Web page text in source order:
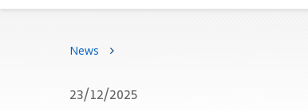
News
23/12/2025